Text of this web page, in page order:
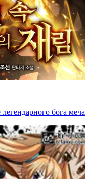
бога меча